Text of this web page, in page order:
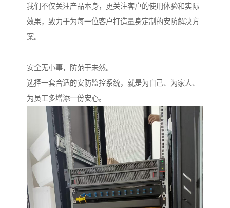
我们不仅关注产品本身，更关注客户的使用体验和实际
效果，致力于为每一位客户打造量身定制的安防解决方
案。
安全无小事，防范于未然。
选择一套合适的安防监控系统，就是为自己、为家人、
为员工多增添一份安心。